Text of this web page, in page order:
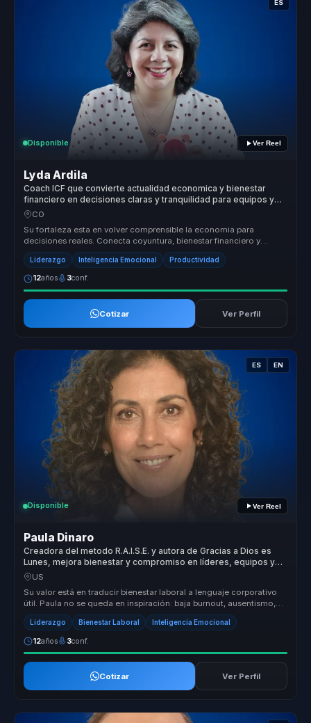
ES
Disponible Ver Reel
Lyda Ardila
Coach ICF que convierte actualidad economica y bienestar
financiero en decisiones claras y tranquilidad para equipos y
lideres.
CO
Su fortaleza esta en volver comprensible la economia para
decisiones reales. Conecta coyuntura, bienestar financiero y
habitos cotidianos...
Liderazgo Inteligencia Emocional Productividad
12años 3conf.
Cotizar Ver Perfil
ES EN
Disponible Ver Reel
Paula Dinaro
Creadora del metodo R.A.I.S.E. y autora de Gracias a Dios es
Lunes, mejora bienestar y compromiso en líderes, equipos y
empresas.
US
Su valor está en traducir bienestar laboral a lenguaje corporativo
útil. Paula no se queda en inspiración: baja burnout, ausentismo,
renu...
Liderazgo Bienestar Laboral Inteligencia Emocional
12años 3conf.
Cotizar Ver Perfil